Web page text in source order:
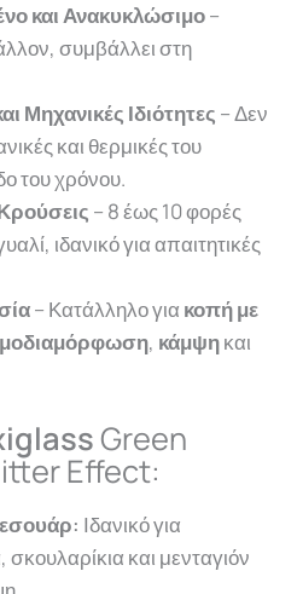
και Ανακυκλώσιμο–
συμβάλλει στη
Μηχανικές Ιδιότητες – Δεν
και θερμικές του
του χρόνου.
– 8 έως 10 φορές
ιδανικό για απαιτητικές
– Κατάλληλο για κοπή με
, κάμψηκαι
Green
Effect:
Ιδανικό για
σκουλαρίκια και μενταγιόν